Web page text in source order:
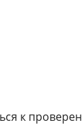
к